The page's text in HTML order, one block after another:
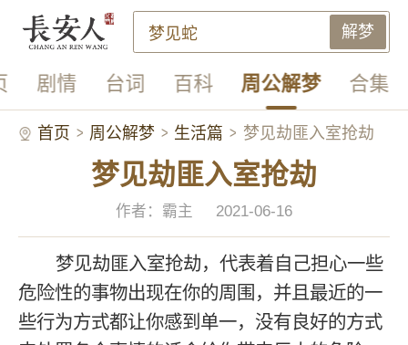
解梦
剧情 台词 百科 周公解梦 合集
首页 周公解梦 生活篇 梦见劫匪入室抢劫
梦见劫匪入室抢劫
作者：霸主 2021-06-16
梦见劫匪入室抢劫，代表着自己担心一些
危险性的事物出现在你的周围，并且最近的一
些行为方式都让你感到单一，没有良好的方式